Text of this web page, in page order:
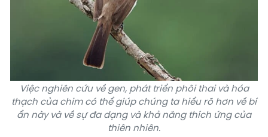
Việc nghiên cứu về gen, phát triển phôi thai và hóa
thạch của chim có thể giúp chúng ta hiểu rõ hơn về bí
ẩn này và về sự đa dạng và khả năng thích ứng của
thiên nhiên.